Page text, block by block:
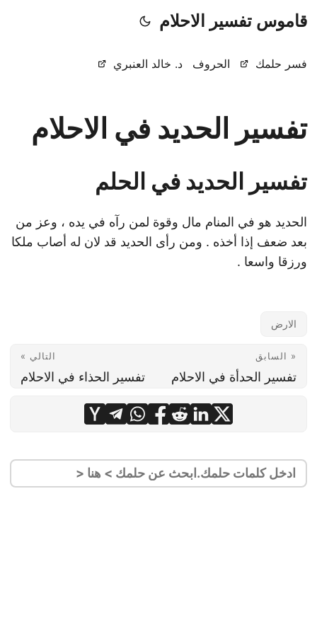
قاموس تفسير الاحلام
فسر حلمك الحروف د. خالد العنبري
تفسير الحديد في الاحلام
تفسير الحديد في الحلم
الحديد هو في المنام مال وقوة لمن رآه في يده ، وعز من
بعد ضعف إذا أخذه . ومن رأى الحديد قد لان له أصاب ملكا
ورزقا واسعا .
الارض
« السابق
تفسير الحدأة في الاحلام
التالي »
تفسير الحذاء في الاحلام